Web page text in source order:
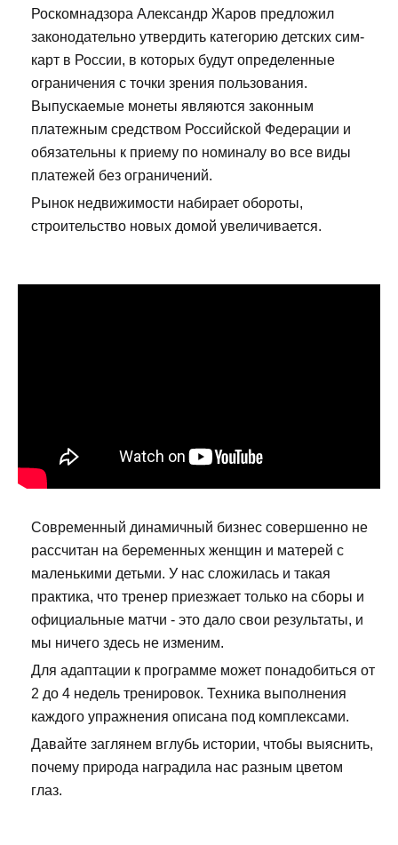
Роскомнадзора Александр Жаров предложил
законодательно утвердить категорию детских сим-
карт в России, в которых будут определенные
ограничения с точки зрения пользования.
Выпускаемые монеты являются законным
платежным средством Российской Федерации и
обязательны к приему по номиналу во все виды
платежей без ограничений.
Рынок недвижимости набирает обороты,
строительство новых домой увеличивается.
Современный динамичный бизнес совершенно не
рассчитан на беременных женщин и матерей с
маленькими детьми. У нас сложилась и такая
практика, что тренер приезжает только на сборы и
официальные матчи - это дало свои результаты, и
мы ничего здесь не изменим.
Для адаптации к программе может понадобиться от
2 до 4 недель тренировок. Техника выполнения
каждого упражнения описана под комплексами.
Давайте заглянем вглубь истории, чтобы выяснить,
почему природа наградила нас разным цветом
глаз.